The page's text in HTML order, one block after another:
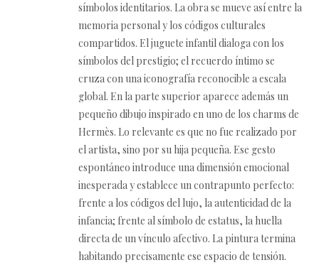
símbolos identitarios. La obra se mueve así entre la
memoria personal y los códigos culturales
compartidos. El juguete infantil dialoga con los
símbolos del prestigio; el recuerdo íntimo se
cruza con una iconografía reconocible a escala
global. En la parte superior aparece además un
pequeño dibujo inspirado en uno de los charms de
Hermès. Lo relevante es que no fue realizado por
el artista, sino por su hija pequeña. Ese gesto
espontáneo introduce una dimensión emocional
inesperada y establece un contrapunto perfecto:
frente a los códigos del lujo, la autenticidad de la
infancia; frente al símbolo de estatus, la huella
directa de un vínculo afectivo. La pintura termina
habitando precisamente ese espacio de tensión.